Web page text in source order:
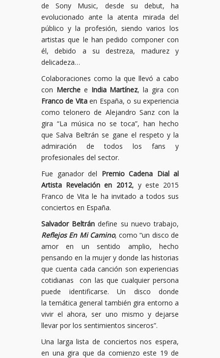
de Sony Music, desde su debut, ha
evolucionado ante la atenta mirada del
público y la profesión, siendo varios los
artistas que le han pedido componer con
él, debido a su destreza, madurez y
delicadeza…
Colaboraciones como la que llevó a cabo
con Merchee India Martínez, la gira con
Franco de Vitaen España, o su experiencia
como telonero de Alejandro Sanz con la
gira “La música no se toca”, han hecho
que Salva Beltrán se gane el respeto y la
admiración de todos los fans y
profesionales del sector.
Fue ganador del Premio Cadena Dial al
Artista Revelación en 2012, y este 2015
Franco de Vita le ha invitado a todos sus
conciertos en España.
Salvador Beltrán define su nuevo trabajo,
Reflejos En Mi Camino, como “un disco de
amor en un sentido amplio, hecho
pensando en la mujer y donde las historias
que cuenta cada canción son experiencias
cotidianas con las que cualquier persona
puede identificarse. Un disco donde
la temática general también gira entorno a
vivir el ahora, ser uno mismo y dejarse
llevar por los sentimientos sinceros”.
Una larga lista de conciertos nos espera,
en una gira que da comienzo este 19 de